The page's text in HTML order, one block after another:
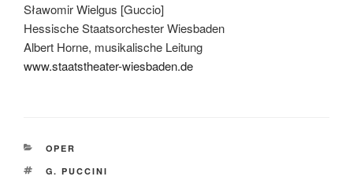
Sławomir Wielgus [Guccio]
Hessische Staatsorchester Wiesbaden
Albert Horne, musikalische Leitung
www.staatstheater-wiesbaden.de
KATEGORIEN
OPER
SCHLAGWÖRTER
G. PUCCINI